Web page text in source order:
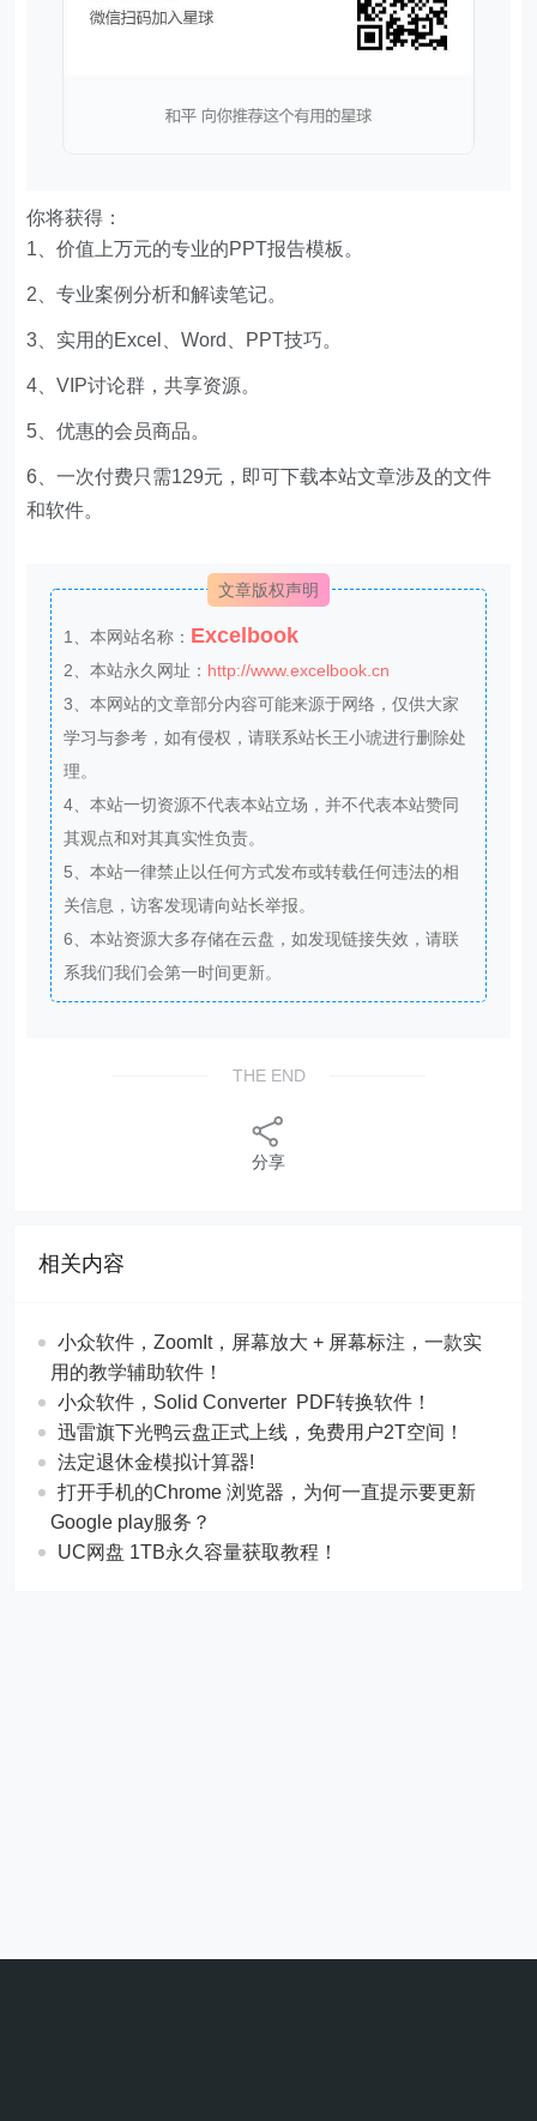
你将获得：
1、价值上万元的专业的PPT报告模板。
2、专业案例分析和解读笔记。
3、实用的Excel、Word、PPT技巧。
4、VIP讨论群，共享资源。
5、优惠的会员商品。
6、一次付费只需129元，即可下载本站文章涉及的文件
和软件。
文章版权声明
1、本网站名称： Excelbook
2、本站永久网址： http://www.excelbook.cn
3、本网站的文章部分内容可能来源于网络，仅供大家
学习与参考，如有侵权，请联系站长王小琥进行删除处
理。
4、本站一切资源不代表本站立场，并不代表本站赞同
其观点和对其真实性负责。
5、本站一律禁止以任何方式发布或转载任何违法的相
关信息，访客发现请向站长举报。
6、本站资源大多存储在云盘，如发现链接失效，请联
系我们我们会第一时间更新。
THE END
分享
相关内容
​​小众软件，ZoomIt，屏幕放大 + 屏幕标注，一款实
用的教学辅助软件！
​​小众软件，Solid Converter PDF转换软件！
迅雷旗下光鸭云盘正式上线，免费用户2T空间！
法定退休金模拟计算器!
打开手机的Chrome 浏览器，为何一直提示要更新
Google play服务？
UC网盘 1TB永久容量获取教程！